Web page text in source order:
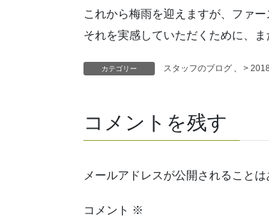
これから梅雨を迎えますが、ファー
それを実感していただくために、
カテゴリー スタッフのブログ 、 >
コメントを残す
メールアドレスが公開されることは
コメント ※